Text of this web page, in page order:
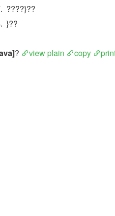
????}??
}??
? view plain copy